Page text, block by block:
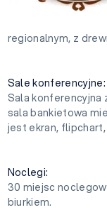
regionalnym, z
Sale konferencyjne:
Sala konferencyjna
sala bankietowa
jest ekran,
Noclegi:
30 miejsc
biurkiem.